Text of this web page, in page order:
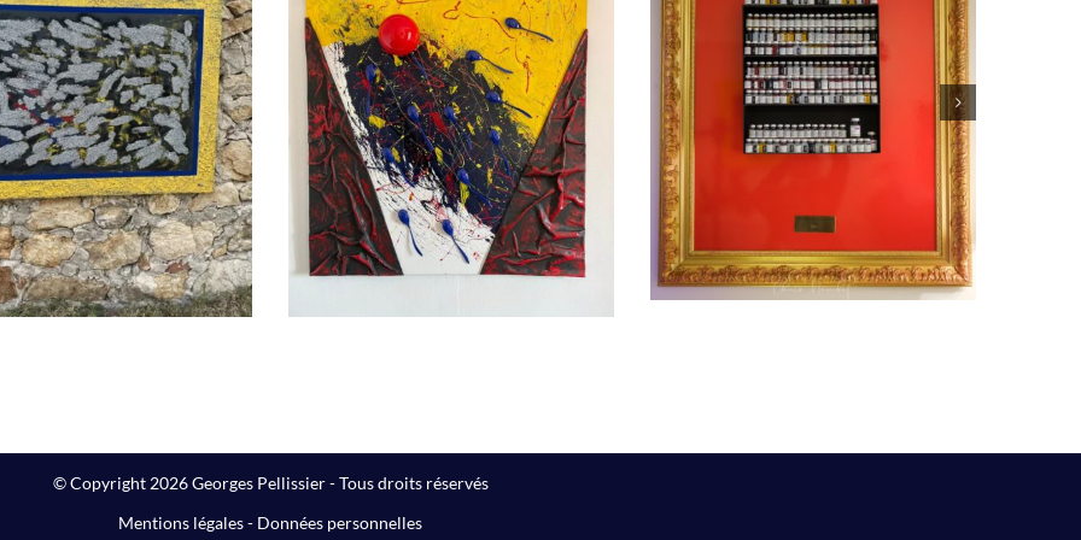
The Big Winner
Peintures
Principe de précaution
Peintures
Les 3 Tamis
Peintures
© Copyright 2026 Georges Pellissier - Tous droits réservés
Mentions légales- Données personnelles